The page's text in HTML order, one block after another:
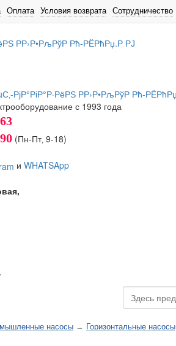
Оплата Условия возврата Сотрудничество
с 1993 года
(Пн-Пт‚ 9-18)
и WHATSApp
насосы → Горизонтальные насосы